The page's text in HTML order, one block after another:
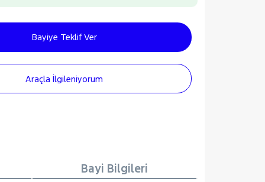
Bayiye Teklif Ver
Araçla İlgileniyorum
Bayi Bilgileri